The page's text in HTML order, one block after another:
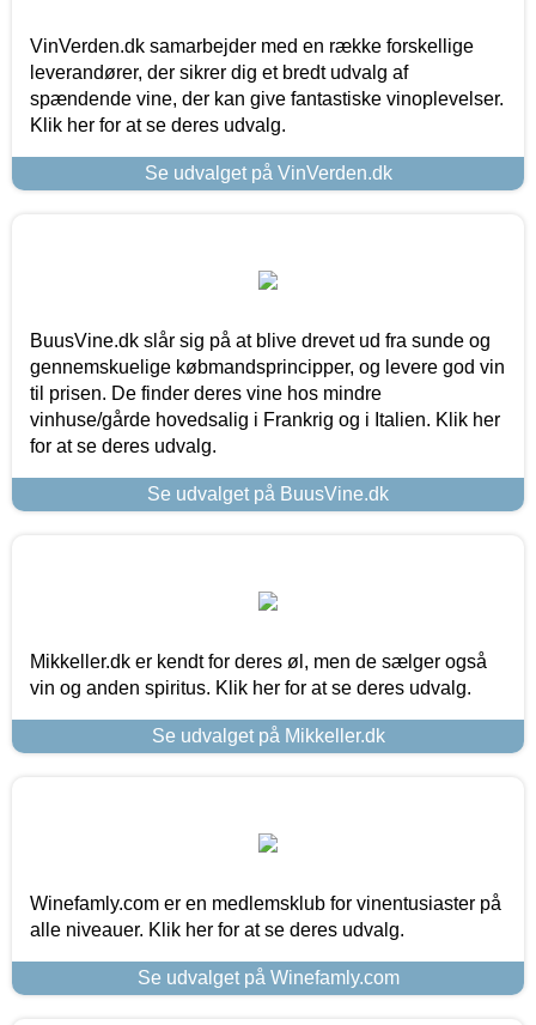
VinVerden.dk samarbejder med en række forskellige
leverandører, der sikrer dig et bredt udvalg af
spændende vine, der kan give fantastiske vinoplevelser.
Klik her for at se deres udvalg.
Se udvalget på VinVerden.dk
BuusVine.dk slår sig på at blive drevet ud fra sunde og
gennemskuelige købmandsprincipper, og levere god vin
til prisen. De finder deres vine hos mindre
vinhuse/gårde hovedsalig i Frankrig og i Italien. Klik her
for at se deres udvalg.
Se udvalget på BuusVine.dk
Mikkeller.dk er kendt for deres øl, men de sælger også
vin og anden spiritus. Klik her for at se deres udvalg.
Se udvalget på Mikkeller.dk
Winefamly.com er en medlemsklub for vinentusiaster på
alle niveauer. Klik her for at se deres udvalg.
Se udvalget på Winefamly.com